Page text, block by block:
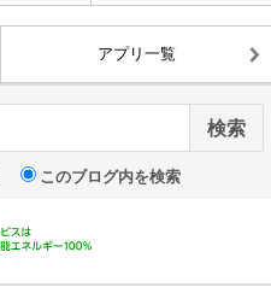
アプリ一覧
このブログ内を検索